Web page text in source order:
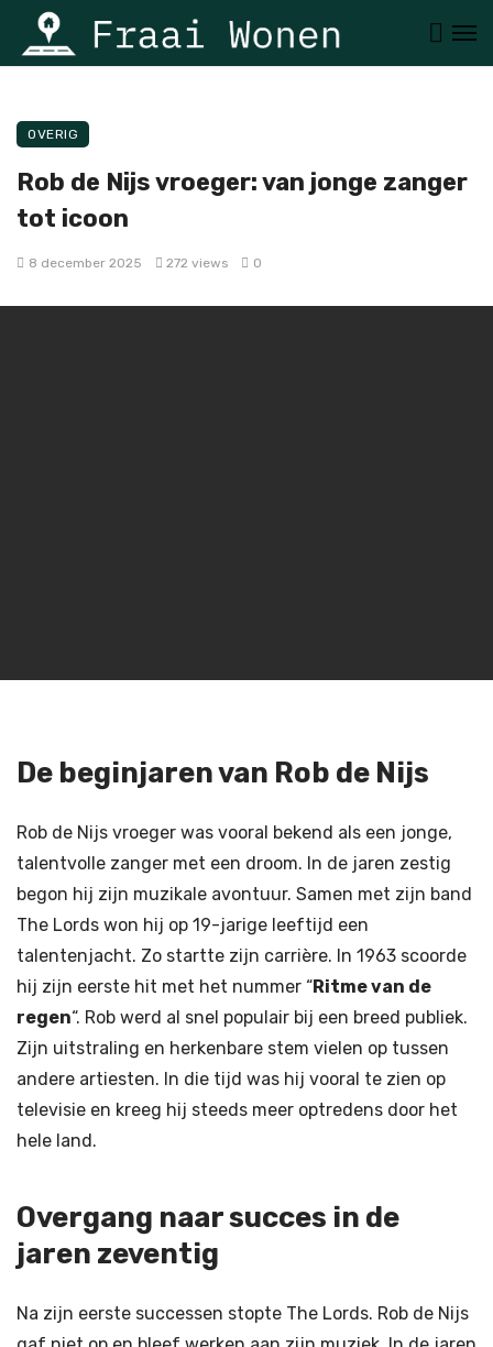
OVERIG
Rob de Nijs vroeger: van jonge zanger
tot icoon
8 december 2025 272 views 0
De beginjaren van Rob de Nijs
Rob de Nijs vroeger was vooral bekend als een jonge,
talentvolle zanger met een droom. In de jaren zestig
begon hij zijn muzikale avontuur. Samen met zijn band
The Lords won hij op 19-jarige leeftijd een
talentenjacht. Zo startte zijn carrière. In 1963 scoorde
hij zijn eerste hit met het nummer “Ritme van de
regen“. Rob werd al snel populair bij een breed publiek.
Zijn uitstraling en herkenbare stem vielen op tussen
andere artiesten. In die tijd was hij vooral te zien op
televisie en kreeg hij steeds meer optredens door het
hele land.
Overgang naar succes in de
jaren zeventig
Na zijn eerste successen stopte The Lords. Rob de Nijs